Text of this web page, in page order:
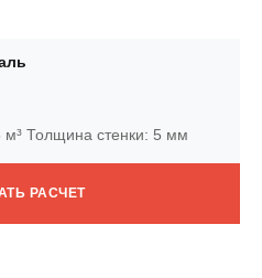
м³ Толщина стенки: 5 мм
РАСЧЕТ